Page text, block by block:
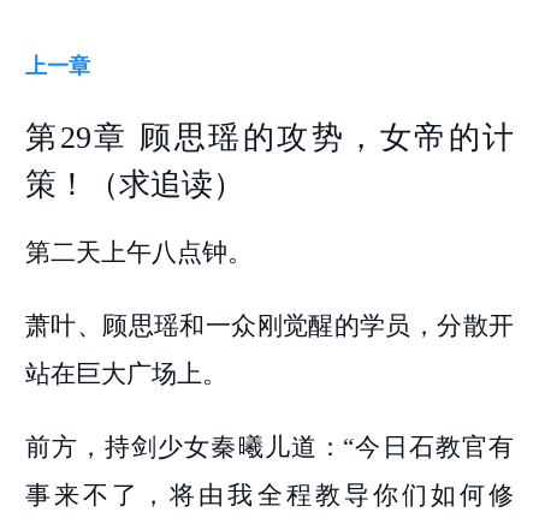
上一章
第29章 顾思瑶的攻势，女帝的计
策！（求追读）